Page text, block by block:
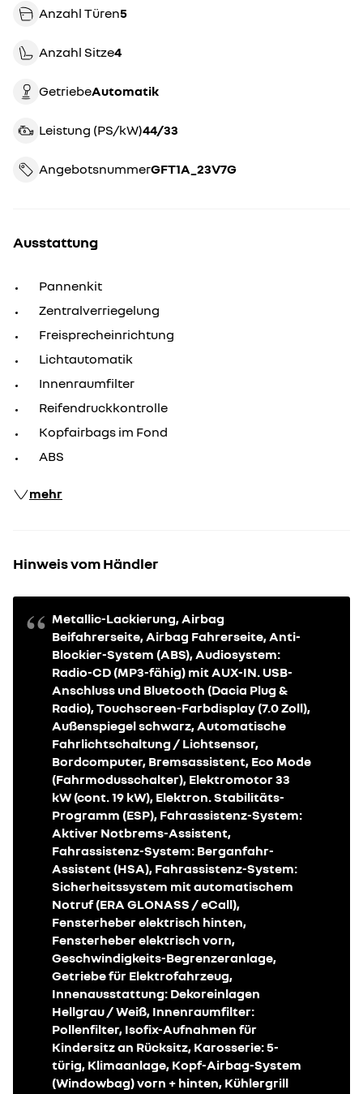
Anzahl Türen5
Anzahl Sitze4
Getriebe automatik
Leistung (PS/kW) 44/33
Angebotsnummer GFT1A_23V7G
Ausstattung
Pannenkit
Zentralverriegelung
Freisprecheinrichtung
Lichtautomatik
Innenraumfilter
Reifendruckkontrolle
Kopfairbags im Fond
ABS
mehr
Hinweis vom Händler
Metallic-Lackierung, Airbag
Beifahrerseite, Airbag Fahrerseite, Anti-
Blockier-System (ABS), Audiosystem:
Radio-CD (MP3-fähig) mit AUX-IN. USB-
Anschluss und Bluetooth (Dacia Plug &
Radio), Touchscreen-Farbdisplay (7.0 Zoll),
Außenspiegel schwarz, Automatische
Fahrlichtschaltung / Lichtsensor,
Bordcomputer, Bremsassistent, Eco Mode
(Fahrmodusschalter), Elektromotor 33
kW (cont. 19 kW), Elektron. Stabilitäts-
Programm (ESP), Fahrassistenz-System:
Aktiver Notbrems-Assistent,
Fahrassistenz-System: Berganfahr-
Assistent (HSA), Fahrassistenz-System:
Sicherheitssystem mit automatischem
Notruf (ERA GLONASS / eCall),
Fensterheber elektrisch hinten,
Fensterheber elektrisch vorn,
Geschwindigkeits-Begrenzeranlage,
Getriebe für Elektrofahrzeug,
Innenausstattung: Dekoreinlagen
Hellgrau / Weiß, Innenraumfilter:
Pollenfilter, Isofix-Aufnahmen für
Kindersitz an Rücksitz, Karosserie: 5-
türig, Klimaanlage, Kopf-Airbag-System
(Windowbag) vorn + hinten, Kühlergrill